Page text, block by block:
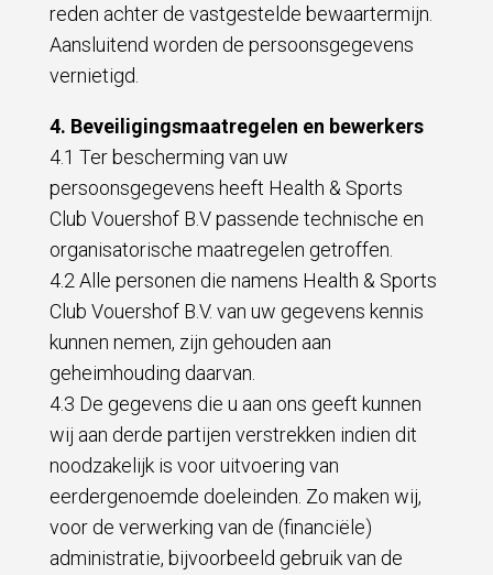
reden achter de vastgestelde bewaartermijn.
Aansluitend worden de persoonsgegevens
vernietigd.
4. Beveiligingsmaatregelen en bewerkers
4.1 Ter bescherming van uw
persoonsgegevens heeft Health & Sports
Club Vouershof B.V passende technische en
organisatorische maatregelen getroffen.
4.2 Alle personen die namens Health & Sports
Club Vouershof B.V. van uw gegevens kennis
kunnen nemen, zijn gehouden aan
geheimhouding daarvan.
4.3 De gegevens die u aan ons geeft kunnen
wij aan derde partijen verstrekken indien dit
noodzakelijk is voor uitvoering van
eerdergenoemde doeleinden. Zo maken wij,
voor de verwerking van de (financiële)
administratie, bijvoorbeeld gebruik van de